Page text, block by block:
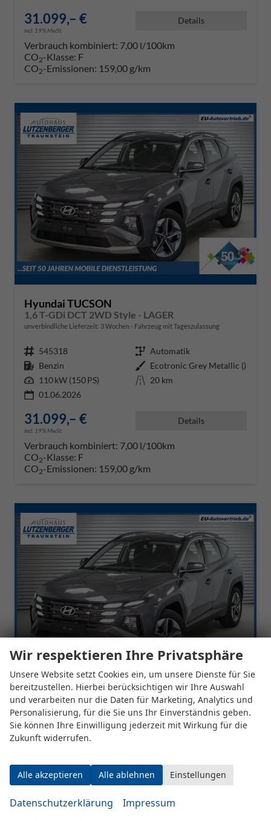
31.099,– €
incl. 19% MwSt.
Details
Verbrauch kombiniert: 7,00 l/100km
CO2-Klasse: F
CO2-Emissionen: 159,00 g/km
Hyundai TUCSON
1,6 T-GDi DCT 2WD Style - LAGER
unverbindliche Lieferzeit: 3 Wochen Fahrzeug mit Tageszulassung
Fahrzeugnr. 545318 Getriebe Automatik
Kraftstoff Benzin Außenfarbe Ecotronic Grey Metallic ()
Leistung 110 kW (150 PS) Kilometerstand 20 km
01.06.2026
31.099,– €
incl. 19% MwSt.
Details
Verbrauch kombiniert: 7,00 l/100km
CO2-Klasse: F
CO2-Emissionen: 159,00 g/km
Hyundai TUCSON
1,6 T-GDi DCT 2WD Style - LAGER
unverbindliche Lieferzeit: 3 Wochen Fahrzeug mit Tageszulassung
Kraftstoff Benzin Außenfarbe Ecotronic Grey Metallic ()
Leistung
110 kW (150 PS) Kilometerstand 20 km
Wir respektieren Ihre Privatsphäre
Unsere Website setzt Cookies ein, um unsere Dienste für Sie
bereitzustellen. Hierbei berücksichtigen wir Ihre Auswahl
und verarbeiten nur die Daten für Marketing, Analytics und
Personalisierung, für die Sie uns Ihr Einverständnis geben.
Sie können Ihre Einwilligung jederzeit mit Wirkung für die
Zukunft widerrufen.
Alle akzeptieren Alle ablehnen Einstellungen
Datenschutzerklärung Impressum